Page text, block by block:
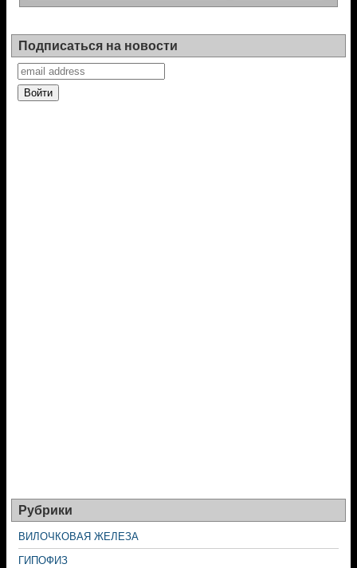
Подписаться на новости
Рубрики
ВИЛОЧКОВАЯ ЖЕЛЕЗА
ГИПОФИЗ